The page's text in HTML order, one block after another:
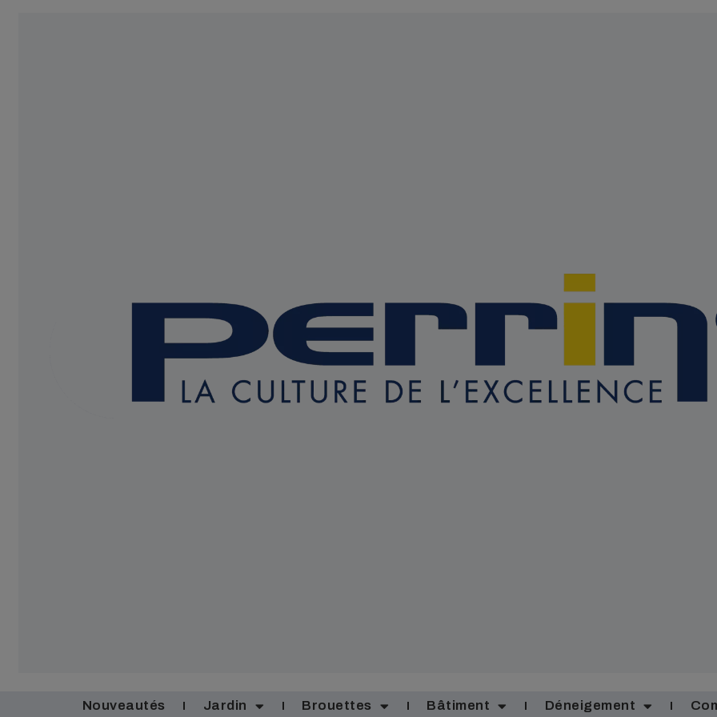
Nouveautés Jardin Brouettes Bâtiment Déneigement